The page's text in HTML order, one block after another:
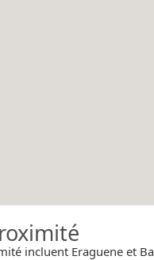
incluent Eraguene et